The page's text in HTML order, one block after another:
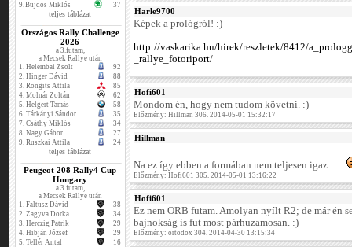
9.Bujdos Miklós 37
teljes táblázat
Országos Rally Challenge
2026
a 3.futam,
a Mecsek Rallye után
1. Helembai Zsolt
92
2. Hinger Dávid
88
3. Rongits Attila
85
4. Molnár Zoltán
62
5. Helgert Tamás
58
6. Tárkányi Sándor
35
7. Csáthy Miklós
34
8. Nagy Gábor
27
9. Ruszkai Attila 24
teljes táblázat
Peugeot 208 Rally4 Cup
Hungary
a 3.futam,
a Mecsek Rallye után
1. Faltusz Dávid
38
2. Zagyva Dorka
34
3. Herczig Patrik
29
4. Hibján József
29
5. Tellér Antal
16
Harle9700
Képek a prológról! :)
http://vaskarika.hu/hirek/reszletek/8412/
_rallye_fotoriport/
Hofi601
Mondom én, hogy nem tudom követni. :)
Előzmény: Hillman 306. 2014-05-01 15:32:17
Hillman
Na ez így ebben a formában nem teljesen igaz.......
Előzmény: Hofi601 305. 2014-05-01 13:16:22
Hofi601
Ez nem ORB futam. Amolyan nyílt R2; de már én
bajnokság is fut most párhuzamosan. :)
Előzmény: ortodox 304. 2014-04-30 13:15:34